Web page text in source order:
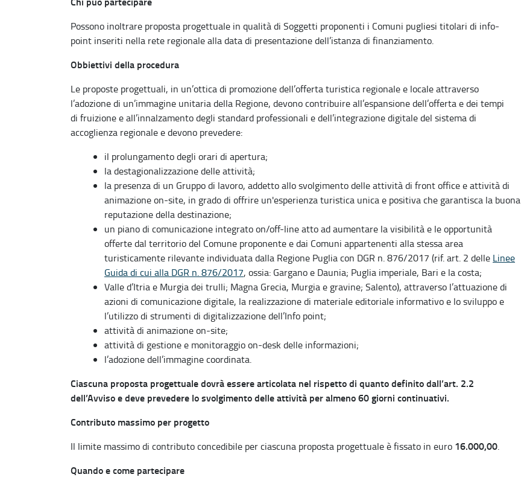
Possono inoltrare proposta progettuale in qualità di Soggetti proponenti i Comuni pugliesi titolari di info-
point inseriti nella rete regionale alla data di presentazione dell’istanza di finanziamento.
Obbiettivi della procedura
Le proposte progettuali, in un’ottica di promozione dell’offerta turistica regionale e locale attraverso
l’adozione di un’immagine unitaria della Regione, devono contribuire all’espansione dell’offerta e dei tempi
di fruizione e all’innalzamento degli standard professionali e dell’integrazione digitale del sistema di
accoglienza regionale e devono prevedere:
il prolungamento degli orari di apertura;
la destagionalizzazione delle attività;
la presenza di un Gruppo di lavoro, addetto allo svolgimento delle attività di front office e attività di
animazione on-site, in grado di offrire un'esperienza turistica unica e positiva che garantisca la buona
reputazione della destinazione;
un piano di comunicazione integrato on/off-line atto ad aumentare la visibilità e le opportunità
offerte dal territorio del Comune proponente e dai Comuni appartenenti alla stessa area
turisticamente rilevante individuata dalla Regione Puglia con DGR n. 876/2017 (rif. art. 2 delle Linee
Guida di cui alla DGR n. 876/2017, ossia: Gargano e Daunia; Puglia imperiale, Bari e la costa;
Valle d’Itria e Murgia dei trulli; Magna Grecia, Murgia e gravine; Salento), attraverso l’attuazione di
azioni di comunicazione digitale, la realizzazione di materiale editoriale informativo e lo sviluppo e
l’utilizzo di strumenti di digitalizzazione dell’Info point;
attività di animazione on-site;
attività di gestione e monitoraggio on-desk delle informazioni;
l’adozione dell’immagine coordinata.
Ciascuna proposta progettuale dovrà essere articolata nel rispetto di quanto definito dall’art. 2.2
dell’Avviso e deve prevedere lo svolgimento delle attività per almeno 60 giorni continuativi.
Contributo massimo per progetto
Il limite massimo di contributo concedibile per ciascuna proposta progettuale è fissato in euro 16.000,00.
Quando e come partecipare